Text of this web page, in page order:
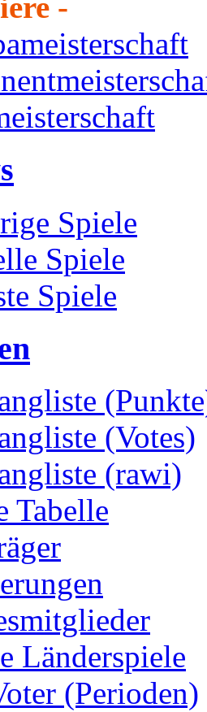
-
Spiele
Spiele
Spiele
(Votes)
(rawi)
Tabelle
Länderspiele
(Perioden)